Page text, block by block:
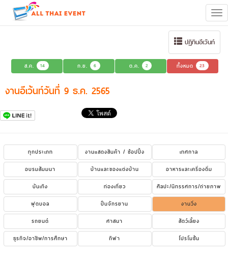
ปฏิทินอีเว้นท์
ส.ค. 14 ก.ย. 6 ต.ค. 2 ทั้งหมด 23
งานอีเว้นท์วันที่ 9 ธ.ค. 2565
ทุกประเภท งานแสดงสินค้า / ช้อปปิ้ง
เทศกาล
อบรมสัมมนา
บ้านและของแต่งบ้าน
อาหารและเครื่องดื่ม
บันเทิง
ท่องเที่ยว
ศิลปะ/นิทรรศการ/ถ่ายภาพ
ฟุตบอล
ปั่นจักรยาน
งานวิ่ง
รถยนต์
ศาสนา
สัตว์เลี้ยง
ธุรกิจ/อาชีพ/การศึกษา
กีฬา โปรโมชั่น